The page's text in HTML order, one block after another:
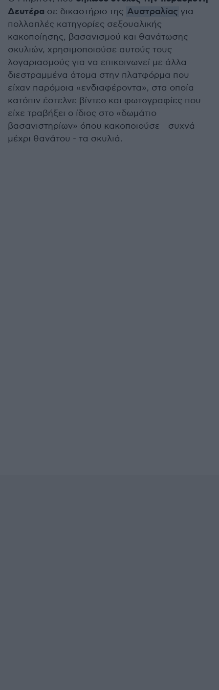
Δευτέρα σε δικαστήριο της Αυστραλίας για
πολλαπλές κατηγορίες σεξουαλικής
κακοποίησης, βασανισμού και θανάτωσης
σκυλιών, χρησιμοποιούσε αυτούς τους
λογαριασμούς για να επικοινωνεί με άλλα
διεστραμμένα άτομα στην πλατφόρμα που
είχαν παρόμοια «ενδιαφέροντα», στα οποία
κατόπιν έστελνε βίντεο και φωτογραφίες που
είχε τραβήξει ο ίδιος στο «δωμάτιο
βασανιστηρίων» όπου κακοποιούσε - συχνά
μέχρι θανάτου - τα σκυλιά.